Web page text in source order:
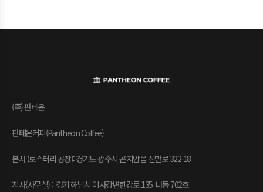
(주) 판테온
판테온커피(Pantheon Coffee)
본사 (로스터리 공장): 경기도 광주시 곤지암읍 신만로 322-18
지사(사무실) : 경기 하남시 미사강변한강로 135 나동 702호